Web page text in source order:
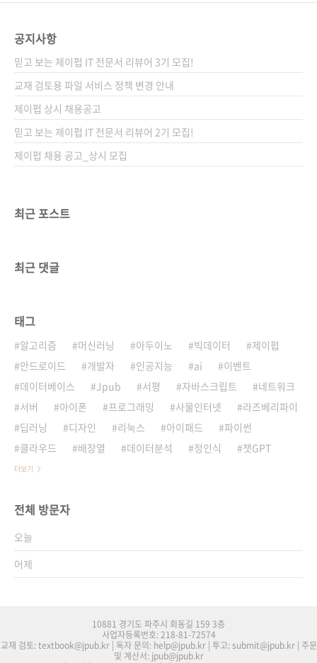
공지사항
믿고 보는 제이펍 IT 전문서 리뷰어 3기 모집!
교재 검토용 파일 서비스 정책 변경 안내
제이펍 상시 채용공고
믿고 보는 제이펍 IT 전문서 리뷰어 2기 모집!
제이펍 채용 공고_상시 모집
최근 포스트
최근 댓글
태그
알고리즘 머신러닝 아두이노 빅데이터
제이펍
안드로이드
개발자 인공지능 ai
이벤트
데이터베이스
Jpub 서평 자바스크립트
네트워크
서버
아이폰 프로그래밍 사물인터넷
라즈베리파이
딥러닝
디자인 리눅스 아이패드
파이썬
클라우드
배장열 데이터분석 정인식 챗GPT
더보기
전체 방문자
오늘
어제
10881 경기도 파주시 회동길 159 3층
사업자등록번호: 218-81-72574
교재 검토: textbook@jpub.kr | 독자 문의: help@jpub.kr | 투고: submit@jpub.kr | 주문
및 계산서: jpub@jpub.kr